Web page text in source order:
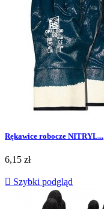
Rękawice robocze NITRYL...
Cena
6,15 zł
 Szybki podgląd